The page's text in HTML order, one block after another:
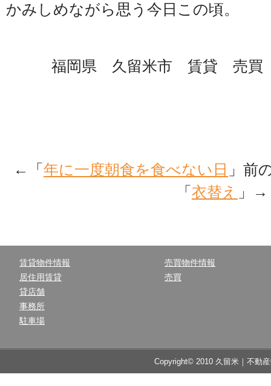
かみしめながら思う今日この頃。
福岡県 久留米市 賃貸 売買
←「 年に一度朝食を食べない日 」
「 衣替え 」→
賃貸物件情報
居住用賃貸
貸店舗
事務所
駐車場
売買物件情報
売買
Copyright© 2010 久留米｜不動